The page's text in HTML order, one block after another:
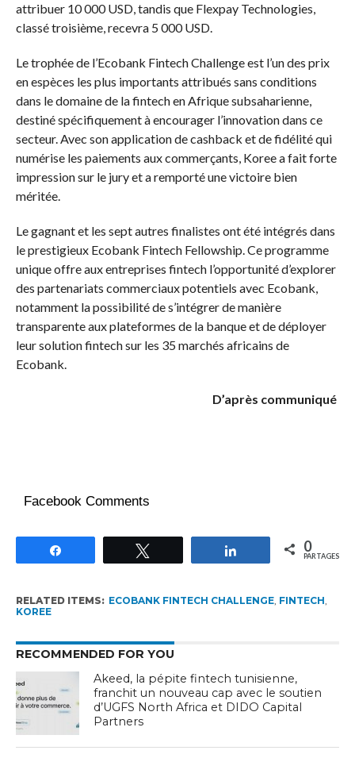
attribuer 10 000 USD, tandis que Flexpay Technologies,
classé troisième, recevra 5 000 USD.
Le trophée de l’Ecobank Fintech Challenge est l’un des prix
en espèces les plus importants attribués sans conditions
dans le domaine de la fintech en Afrique subsaharienne,
destiné spécifiquement à encourager l’innovation dans ce
secteur. Avec son application de cashback et de fidélité qui
numérise les paiements aux commerçants, Koree a fait forte
impression sur le jury et a remporté une victoire bien
méritée.
Le gagnant et les sept autres finalistes ont été intégrés dans
le prestigieux Ecobank Fintech Fellowship. Ce programme
unique offre aux entreprises fintech l’opportunité d’explorer
des partenariats commerciaux potentiels avec Ecobank,
notamment la possibilité de s’intégrer de manière
transparente aux plateformes de la banque et de déployer
leur solution fintech sur les 35 marchés africains de
Ecobank.
D’après communiqué
Facebook Comments
Partagez 0
PARTAGES
RELATED ITEMS: ECOBANK FINTECH CHALLENGE, FINTECH,
KOREE
RECOMMENDED FOR YOU
Akeed, la pépite fintech tunisienne,
franchit un nouveau cap avec le soutien
d’UGFS North Africa et DIDO Capital
Partners